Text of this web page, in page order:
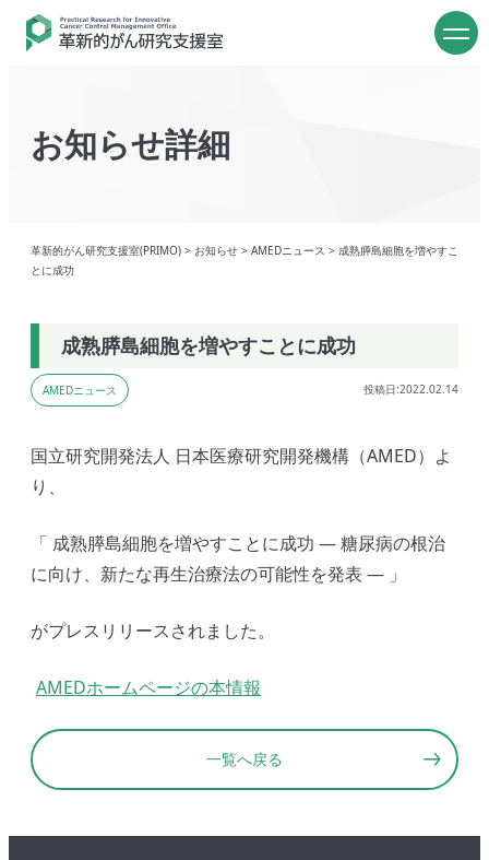
お知らせ詳細
革新的がん研究支援室(PRIMO) > お知らせ > AMEDニュース > 成熟膵島細胞を増やすこ
とに成功
成熟膵島細胞を増やすことに成功
AMEDニュース 投稿日:2022.02.14
国立研究開発法人 日本医療研究開発機構（AMED）よ
り、
「 成熟膵島細胞を増やすことに成功 ― 糖尿病の根治
に向け、新たな再生治療法の可能性を発表 ― 」
がプレスリリースされました。
AMEDホームページの本情報
一覧へ戻る